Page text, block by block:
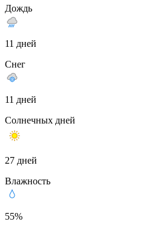
Дождь
11 дней
Снег
11 дней
Солнечных дней
27 дней
Влажность
55%